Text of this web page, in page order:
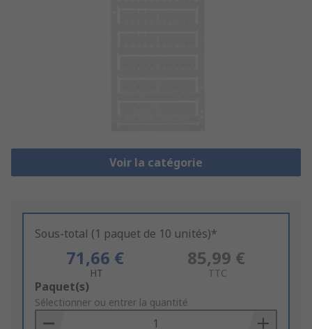
Voir la catégorie
Sous-total (1 paquet de 10 unités)*
71,66 €
HT
85,99 €
TTC
Add
to
Basket
Paquet(s)
Sélectionner ou entrer la quantité